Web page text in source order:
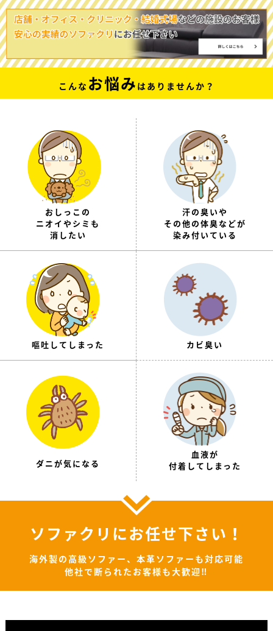
こんな お悩み はありませんか？
おしっこの
ニオイやシミも
消したい
汗の臭いや
その他の体臭などが
染み付いている
嘔吐してしまった カビ臭い
ダニが気になる
血液が
付着してしまった
ソファクリにお任せ下さい！
海外製の高級ソファー、本革ソファーも対応可能
他社で断られたお客様も大歓迎‼︎